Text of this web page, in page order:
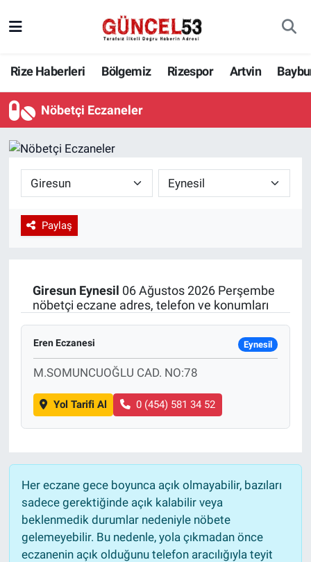
Rize Haberleri Bölgemiz Rizespor Artvin
Nöbetçi Eczaneler
Paylaş
Giresun Eynesil 06 Ağustos 2026 Perşembe
nöbetçi eczane adres, telefon ve konumları
Eren Eczanesi Eynesil
M.SOMUNCUOĞLU CAD. NO:78
Yol Tarifi Al 0 (454) 581 34 52
Her eczane gece boyunca açık olmayabilir, bazıları
sadece gerektiğinde açık kalabilir veya
beklenmedik durumlar nedeniyle nöbete
gelemeyebilir. Bu nedenle, yola çıkmadan önce
eczanenin açık olduğunu telefon aracılığıyla teyit